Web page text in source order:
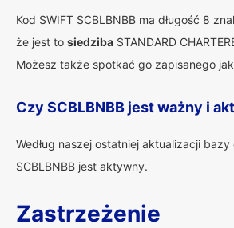
Kod SWIFT SCBLBNBB ma długość 8
że jest to siedziba STANDARD
Możesz także spotkać go zapisanego
Czy SCBLBNBB jest ważny i
Według naszej ostatniej aktualizacji
SCBLBNBB jest aktywny.
Zastrzeżenie